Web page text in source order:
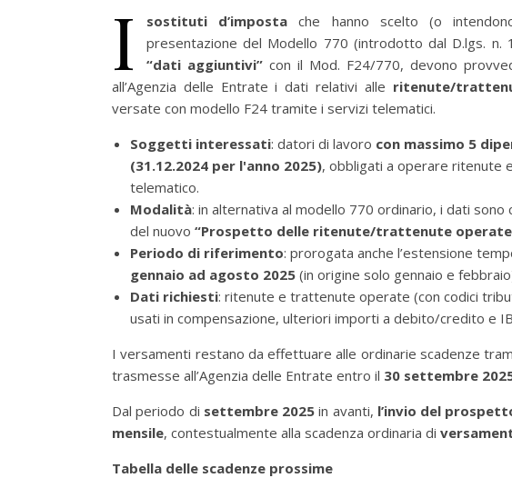
I sostituti d’impostache hanno scelto (o
presentazione del Modello 770 (introdotto dal D.lgs. n.
“dati aggiuntivi”con il Mod. F24/770, devono
all’Agenzia delle Entrate i dati relativi alle ritenute/
versate con modello F24 tramite i servizi telematici.
Soggetti interessati: datori di lavoro con massimo 5
(31.12.2024 per l'anno 2025), obbligati a operare ritenute
telematico.
Modalità: in alternativa al modello 770 ordinario, i dati
del nuovo “Prospetto delle ritenute/trattenute
Periodo di riferimento: prorogata anche l’estensione
gennaio ad agosto 2025 (in origine solo gennaio e
Dati richiesti: ritenute e trattenute operate (con codici
usati in compensazione, ulteriori importi a debito/credito e
I versamenti restano da effettuare alle ordinarie scadenze
trasmesse all’Agenzia delle Entrate entro il 30 settembre
Dal periodo di settembre 2025 in avanti, l’invio del
mensile, contestualmente alla scadenza ordinaria di
Tabella delle scadenze prossime